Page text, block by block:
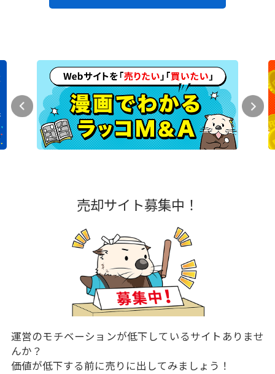
売却サイト募集中！
運営のモチベーションが低下しているサイトありませ
んか？
価値が低下する前に売りに出してみましょう！